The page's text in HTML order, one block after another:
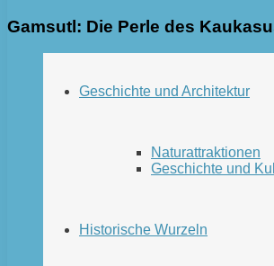
Gamsutl: Die Perle des
Geschichte und Architektur
Naturattraktionen
Geschichte und
Historische Wurzeln